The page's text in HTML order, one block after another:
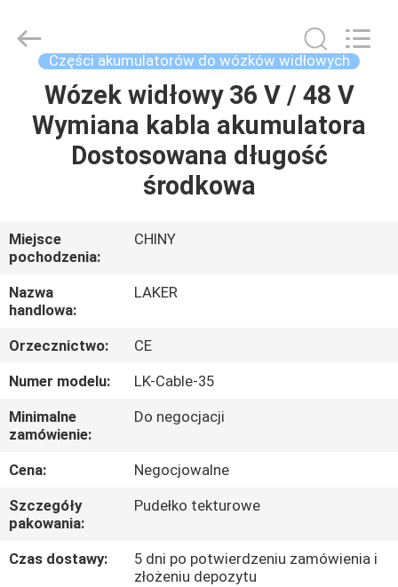
DOM
PRODUKTY
NAS
WYCIECZKA
PO
FABRYCE
KONTROLA
JAKOŚCI
SKONTAKTUJ
SIĘ
Z
AUTOPARTS
CO.,LIMITED.
Części akumulatorów do wózków widłowych
Wózek widłowy 36 V / 48 V
Wymiana kabla akumulatora
Dostosowana długość
środkowa
Miejsce
pochodzenia:
CHINY
Nazwa
handlowa:
LAKER
Orzecznictwo:
CE
Numer modelu:
LK-Cable-35
Minimalne
zamówienie:
Do negocjacji
Cena:
Negocjowalne
Szczegóły
pakowania:
Pudełko tekturowe
Czas dostawy:
5 dni po potwierdzeniu zamówienia i
złożeniu depozytu